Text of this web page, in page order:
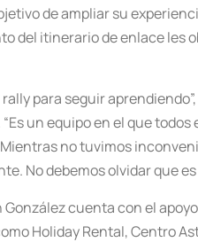
de ampliar su
del itinerario de enlace les
para seguir
un equipo en el que
no tuvimos
No debemos olvidar que
cuenta con el
Holiday Rental, Centro